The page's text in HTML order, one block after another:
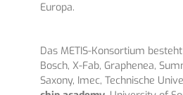
Europa.
Das METIS-Konsortium
Bosch, X-Fab, Graphenea,
Saxony, Imec, Technische